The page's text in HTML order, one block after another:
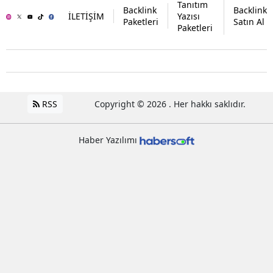
İLETİŞİM
Backlink
Paketleri
Tanıtım
Yazısı
Paketleri
Backlink
Satın Al
RSS Copyright © 2026 . Her hakkı saklıdır.
Haber Yazılımı